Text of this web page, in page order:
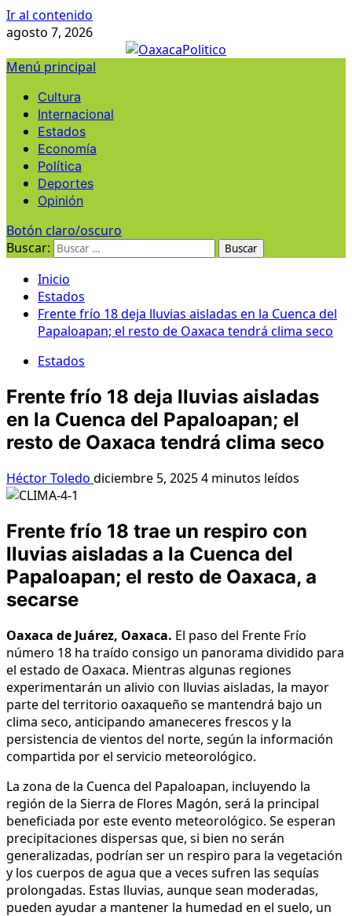
Ir al contenido
agosto 7, 2026
Menú principal
Cultura
Internacional
Estados
Economía
Política
Deportes
Opinión
Botón claro/oscuro
Buscar:
Inicio
Estados
Frente frío 18 deja lluvias aisladas en la Cuenca del
Papaloapan; el resto de Oaxaca tendrá clima seco
Estados
Frente frío 18 deja lluvias aisladas
en la Cuenca del Papaloapan; el
resto de Oaxaca tendrá clima seco
Héctor Toledo diciembre 5, 20254 minutos leídos
Frente frío 18 trae un respiro con
lluvias aisladas a la Cuenca del
Papaloapan; el resto de Oaxaca, a
secarse
Oaxaca de Juárez, Oaxaca. El paso del Frente Frío
número 18 ha traído consigo un panorama dividido para
el estado de Oaxaca. Mientras algunas regiones
experimentarán un alivio con lluvias aisladas, la mayor
parte del territorio oaxaqueño se mantendrá bajo un
clima seco, anticipando amaneceres frescos y la
persistencia de vientos del norte, según la información
compartida por el servicio meteorológico.
La zona de la Cuenca del Papaloapan, incluyendo la
región de la Sierra de Flores Magón, será la principal
beneficiada por este evento meteorológico. Se esperan
precipitaciones dispersas que, si bien no serán
generalizadas, podrían ser un respiro para la vegetación
y los cuerpos de agua que a veces sufren las sequías
prolongadas. Estas lluvias, aunque sean moderadas,
pueden ayudar a mantener la humedad en el suelo, un